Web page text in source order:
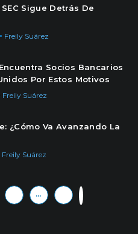
Sigue Detrás De
Freily Suárez
Socios Bancarios
Por Estos Motivos
Freily Suárez
¿Cómo Va Avanzando La
Freily Suárez
… »